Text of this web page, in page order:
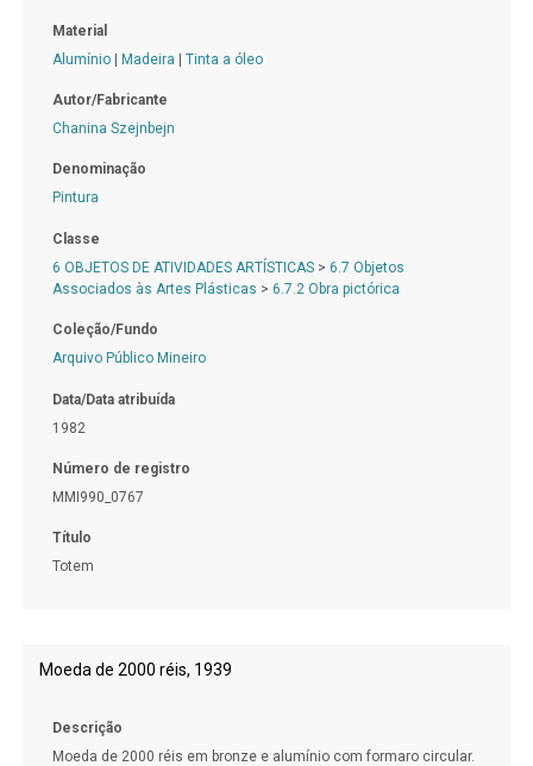
Material
Alumínio| Madeira | Tinta a óleo
Autor/Fabricante
Chanina Szejnbejn
Denominação
Pintura
Classe
6 OBJETOS DE ATIVIDADES ARTÍSTICAS> 6.7 Objetos
Associados às Artes Plásticas > 6.7.2 Obra pictórica
Coleção/Fundo
Arquivo Público Mineiro
Data/Data atribuída
1982
Número de registro
MMI990_0767
Título
Totem
Moeda de 2000 réis, 1939
Descrição
Moeda de 2000 réis em bronze e alumínio com formaro circular.